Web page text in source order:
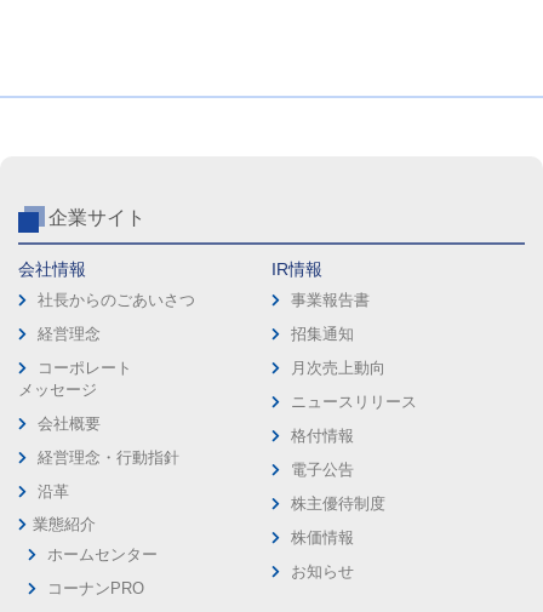
企業サイト
会社情報
社長からのごあいさつ
経営理念
コーポレート
メッセージ
会社概要
経営理念・行動指針
沿革
業態紹介
ホームセンター
コーナンPRO
IR情報
事業報告書
招集通知
月次売上動向
ニュースリリース
格付情報
電子公告
株主優待制度
株価情報
お知らせ